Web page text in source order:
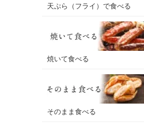
天ぷら（フライ）で食べる
焼いて食べる
そのまま食べる